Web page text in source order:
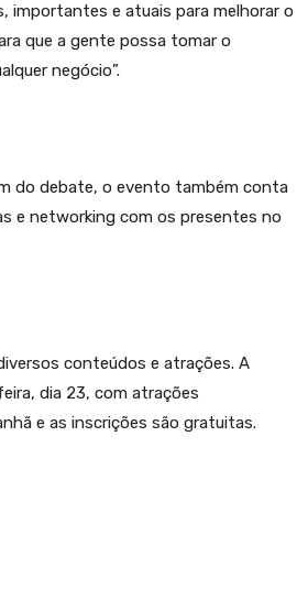
importantes e atuais para melhorar o
que a gente possa tomar o
negócio”.
do debate, o evento também conta
e networking com os presentes no
conteúdos e atrações. A
dia 23, com atrações
e as inscrições são gratuitas.